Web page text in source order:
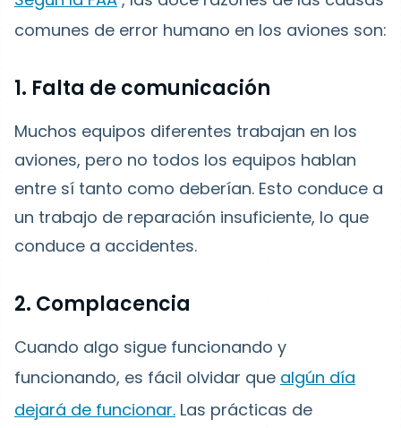
comunes de error humano en los aviones son:
1. Falta de comunicación
Muchos equipos diferentes trabajan en los
aviones, pero no todos los equipos hablan
entre sí tanto como deberían. Esto conduce a
un trabajo de reparación insuficiente, lo que
conduce a accidentes.
2. Complacencia
Cuando algo sigue funcionando y
funcionando, es fácil olvidar que algún día
dejará de funcionar. Las prácticas de